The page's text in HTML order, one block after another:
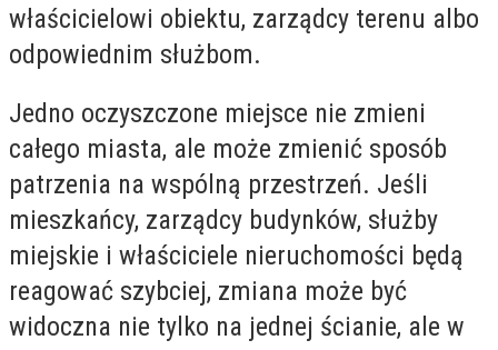
właścicielowi obiektu, zarządcy terenu albo
odpowiednim służbom.
Jedno oczyszczone miejsce nie zmieni
całego miasta, ale może zmienić sposób
patrzenia na wspólną przestrzeń. Jeśli
mieszkańcy, zarządcy budynków, służby
miejskie i właściciele nieruchomości będą
reagować szybciej, zmiana może być
widoczna nie tylko na jednej ścianie, ale w